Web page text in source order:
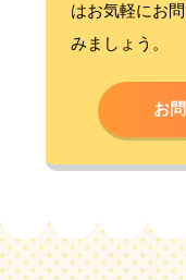
はお気軽にお
みましょう。
お